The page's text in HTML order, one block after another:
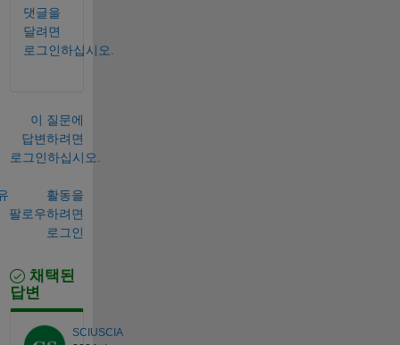
댓글을
달려면
로그인하십시오.
이 질문에
답변하려면
로그인하십시오.
활동을
팔로우하려면
로그인
채택된
답변
SCIUSCIA